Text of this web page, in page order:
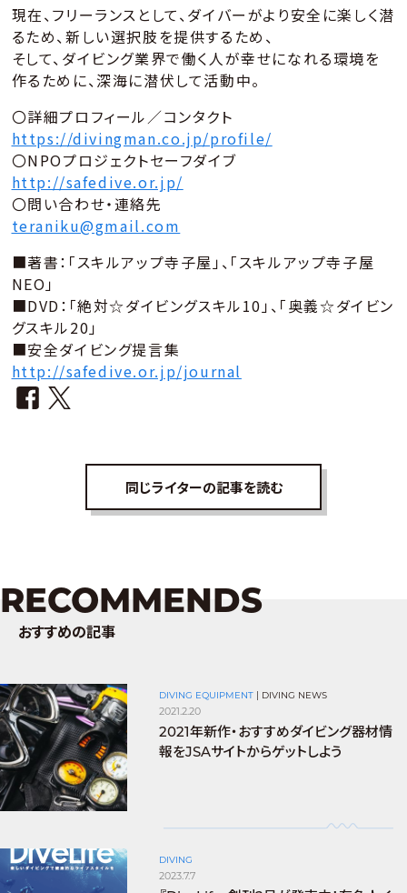
現在、フリーランスとして、ダイバーがより安全に楽しく潜
るため、新しい選択肢を提供するため、
そして、ダイビング業界で働く人が幸せになれる環境を
作るために、深海に潜伏して活動中。
〇詳細プロフィール／コンタクト
https://divingman.co.jp/profile/
〇NPOプロジェクトセーフダイブ
http://safedive.or.jp/
〇問い合わせ・連絡先
teraniku@gmail.com
■著書：「スキルアップ寺子屋」、「スキルアップ寺子屋
NEO」
■DVD：「絶対☆ダイビングスキル10」、「奥義☆ダイビン
グスキル20」
■安全ダイビング提言集
http://safedive.or.jp/journal
同じライターの記事を読む
RECOMMENDS
おすすめの記事
DIVING EQUIPMENT DIVING NEWS
2021.2.20
2021年新作・おすすめダイビング器材情
報をJSAサイトからゲットしよう
DIVING
2023.7.7